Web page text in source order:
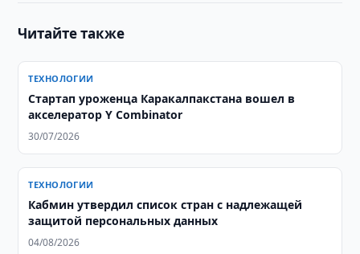
Читайте также
ТЕХНОЛОГИИ
Стартап уроженца Каракалпакстана вошел в
акселератор Y Combinator
30/07/2026
ТЕХНОЛОГИИ
Кабмин утвердил список стран с надлежащей
защитой персональных данных
04/08/2026